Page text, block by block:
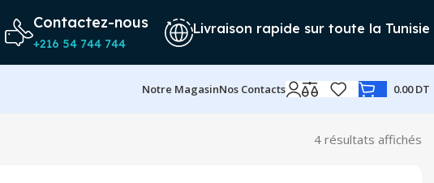
Contactez-nous
+216 54 744 744
Livraison rapide sur toute la Tunisie
Notre MagasinNos Contacts 0.00DT
4 résultats affichés